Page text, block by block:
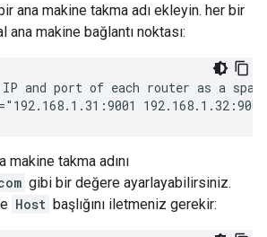
ana makine takma adı ekleyin. her bir
ana makine bağlantı noktası:
takma adını
gibi bir değere ayarlayabilirsiniz.
Host başlığını iletmeniz gerekir: